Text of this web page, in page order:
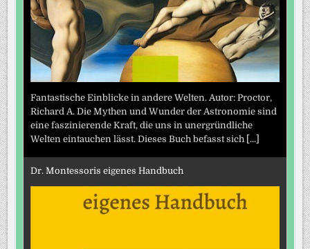
Fantastische Einblicke in andere Welten. Autor: Proctor,
Richard A. Die Mythen und Wunder der Astronomie sind
eine faszinierende Kraft, die uns in unergründliche
Welten eintauchen lässt. Dieses Buch befasst sich
[...]
Dr. Montessoris eigenes Handbuch